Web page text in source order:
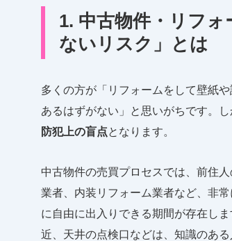
1. 中古物件・リフォ
ないリスク」とは
多くの方が「リフォームをして壁紙
あるはずがない」と思いがちです。
防犯上の盲点となります。
中古物件の売買プロセスでは、前住
業者、内装リフォーム業者など、非
に自由に出入りできる期間が存在し
近、天井の点検口などは、知識のあ